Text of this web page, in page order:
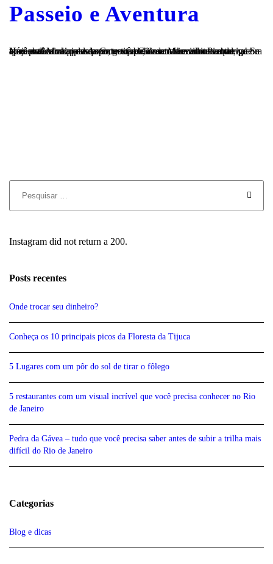
Passeio e Aventura
Hoje a dica vai para quem gosta de aventura e muita natureza! Se você está vindo passear e curtir a Cidade Maravilhosa e de quebra quer praticar aqueles esportes que dão um friozinho na barriga ou apenas caminhar e relaxar, você precisa conhecer o Parque Nacional Municipal da Catacumba, uma reserva ambiental, que além de...
Instagram did not return a 200.
Posts recentes
Onde trocar seu dinheiro?
Conheça os 10 principais picos da Floresta da Tijuca
5 Lugares com um pôr do sol de tirar o fôlego
5 restaurantes com um visual incrível que você precisa conhecer no Rio
de Janeiro
Pedra da Gávea – tudo que você precisa saber antes de subir a trilha mais
difícil do Rio de Janeiro
Categorias
Blog e dicas